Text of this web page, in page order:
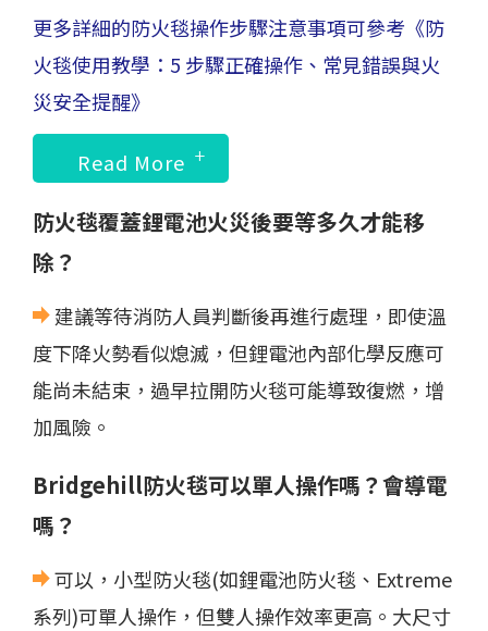
更多詳細的防火毯操作步驟注意事項可參考 《防
火毯使用教學：5 步驟正確操作、常見錯誤與火
災安全提醒》
Read More
防火毯覆蓋鋰電池火災後要等多久才能移
除？
建議等待消防人員判斷後再進行處理，即使溫
度下降火勢看似熄滅，但鋰電池內部化學反應可
能尚未結束，過早拉開防火毯可能導致復燃，增
加風險。
Bridgehill防火毯可以單人操作嗎？會導電
嗎？
可以，小型防火毯(如鋰電池防火毯、Extreme
系列)可單人操作，但雙人操作效率更高。大尺寸